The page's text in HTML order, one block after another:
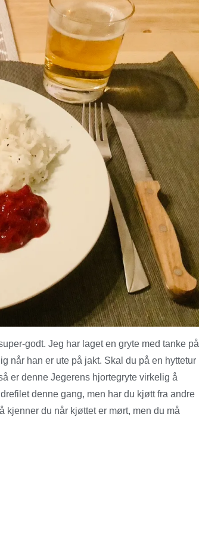
godt. Jeg har laget en gryte med tanke på
når han er ute på jakt. Skal du på en hyttetur
er denne Jegerens hjortegryte virkelig å
denne gang, men har du kjøtt fra andre
kjenner du når kjøttet er mørt, men du må